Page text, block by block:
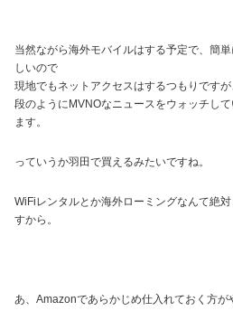
当然ながら海外モバイルはする予定で、簡
しいので
現地でもネットアクセスはするつもりです
段のようにMVNOなニュースをウォッチし
ます。
っていうか羽田で買えるみたいですね。
WiFiレンタルとか海外ローミングなんて絶
すから。
あ、Amazonであらかじめ仕入れておく方が